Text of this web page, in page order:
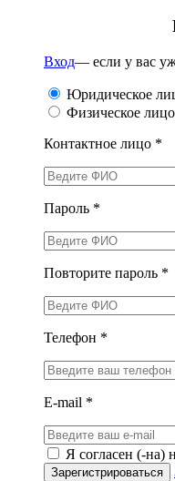
Вход— если у вас
Юридическое
Физическое лицо
Контактное лицо *
Пароль *
Повторите пароль *
Телефон *
E-mail *
Я согласен (-на)
Зарегистрироваться